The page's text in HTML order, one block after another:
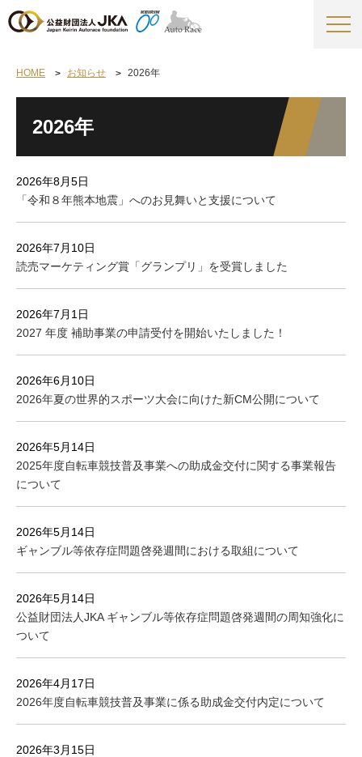
HOME お知らせ 2026年
2026年
2026年8月5日
「令和８年熊本地震」へのお見舞いと支援について
2026年7月10日
読売マーケティング賞「グランプリ」を受賞しました
2026年7月1日
2027 年度 補助事業の申請受付を開始いたしました！
2026年6月10日
2026年夏の世界的スポーツ大会に向けた新CM公開について
2026年5月14日
2025年度自転車競技普及事業への助成金交付に関する事業報告
について
2026年5月14日
ギャンブル等依存症問題啓発週間における取組について
2026年5月14日
公益財団法人JKA ギャンブル等依存症問題啓発週間の周知強化に
ついて
2026年4月17日
2026年度自転車競技普及事業に係る助成金交付内定について
2026年3月15日